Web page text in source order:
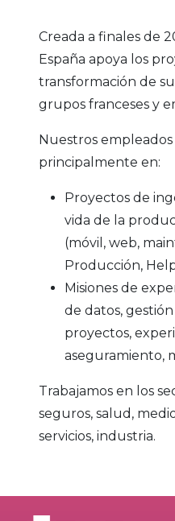
Creada a finales de
España apoya los
transformación de
grupos franceses y
Nuestros
principalmente en:
Proyectos de
vida de la
(móvil, web,
Producción,
Misiones de
de datos,
proyectos,
aseguramiento,
Trabajamos en los
seguros, salud,
servicios, industria.